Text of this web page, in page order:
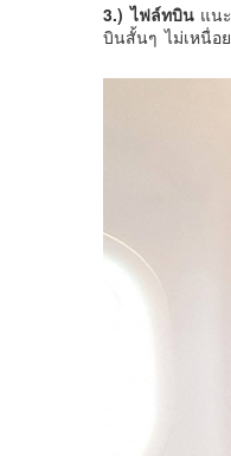
3.) ไฟล์ทบินแนะ
บินสั้นๆ ไม่เหนื่อย